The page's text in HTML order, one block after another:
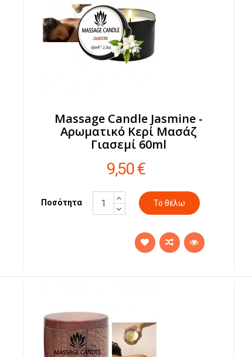
Massage Candle Jasmine -
Αρωματικό Κερί Μασάζ
Γιασεμί 60ml
9,50 €
Ποσότητα